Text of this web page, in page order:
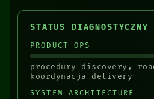
STATUS DIAGNOSTYCZNY
PRODUCT OPS
procedury discovery,
koordynacja delivery
SYSTEM ARCHITECTURE